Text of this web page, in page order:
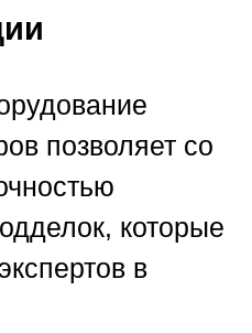
позволяет со
которые
в